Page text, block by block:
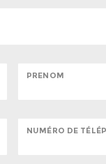
PRENOM
NUMÉRO DE